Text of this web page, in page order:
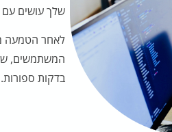
שלך עושים עם
המשתמשים,
בדקות ספורות.